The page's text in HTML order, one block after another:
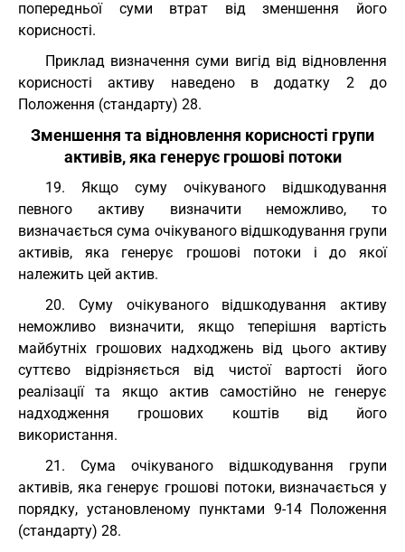
попередньої суми втрат від зменшення його
корисності.
Приклад визначення суми вигід від відновлення
корисності активу наведено в додатку 2 до
Положення (стандарту) 28.
Зменшення та відновлення корисності групи
активів, яка генерує грошові потоки
19. Якщо суму очікуваного відшкодування
певного активу визначити неможливо, то
визначається сума очікуваного відшкодування групи
активів, яка генерує грошові потоки і до якої
належить цей актив.
20. Суму очікуваного відшкодування активу
неможливо визначити, якщо теперішня вартість
майбутніх грошових надходжень від цього активу
суттєво відрізняється від чистої вартості його
реалізації та якщо актив самостійно не генерує
надходження грошових коштів від його
використання.
21. Сума очікуваного відшкодування групи
активів, яка генерує грошові потоки, визначається у
порядку, установленому пунктами 9-14 Положення
(стандарту) 28.